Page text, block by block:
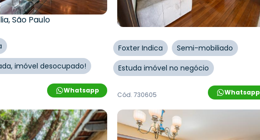
Edgar Egídio de Sousa,
,São Paulo
imóvel desocupado!
Whatsapp
Rua Padre Luís Pasa,Centro,Três
Cachoeiras
Foxter Indica
Semi-mobiliado
Estuda imóvel no negócio
Whatsapp
Cód. 730605
R$ 620.000,00
R$520.000,00